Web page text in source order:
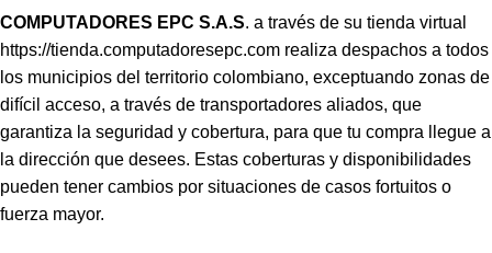
COMPUTADORES EPC S.A.S. a través de su tienda virtual
https://tienda.computadoresepc.com realiza despachos a todos
los municipios del territorio colombiano, exceptuando zonas de
difícil acceso, a través de transportadores aliados, que
garantiza la seguridad y cobertura, para que tu compra llegue a
la dirección que desees. Estas coberturas y disponibilidades
pueden tener cambios por situaciones de casos fortuitos o
fuerza mayor.